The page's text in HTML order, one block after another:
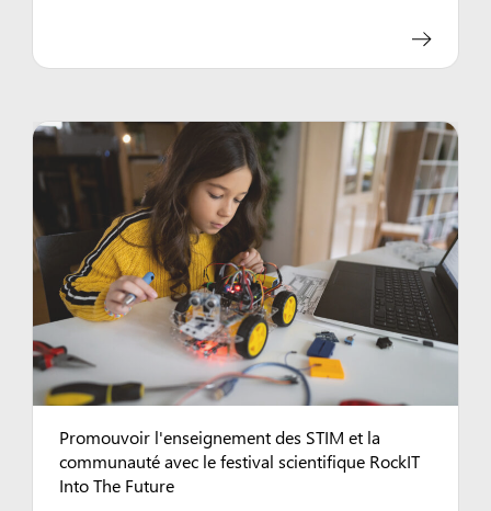
Promouvoir l'enseignement des STIM et la
communauté avec le festival scientifique RockIT
Into The Future